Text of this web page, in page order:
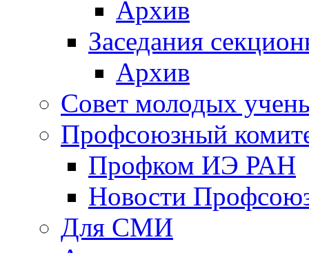
Архив
Заседания
Архив
Совет молодых
Профсоюзный
Профком ИЭ РАН
Новости
Для СМИ